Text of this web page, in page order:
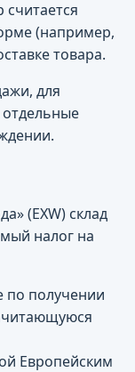
(например,
товара.
для
(EXW) склад
налог на
по получении
Европейским